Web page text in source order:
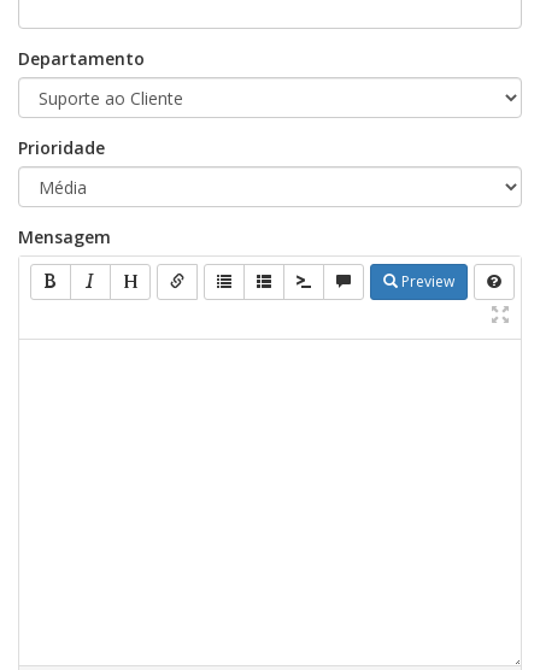
Departamento
Prioridade
Mensagem
Preview